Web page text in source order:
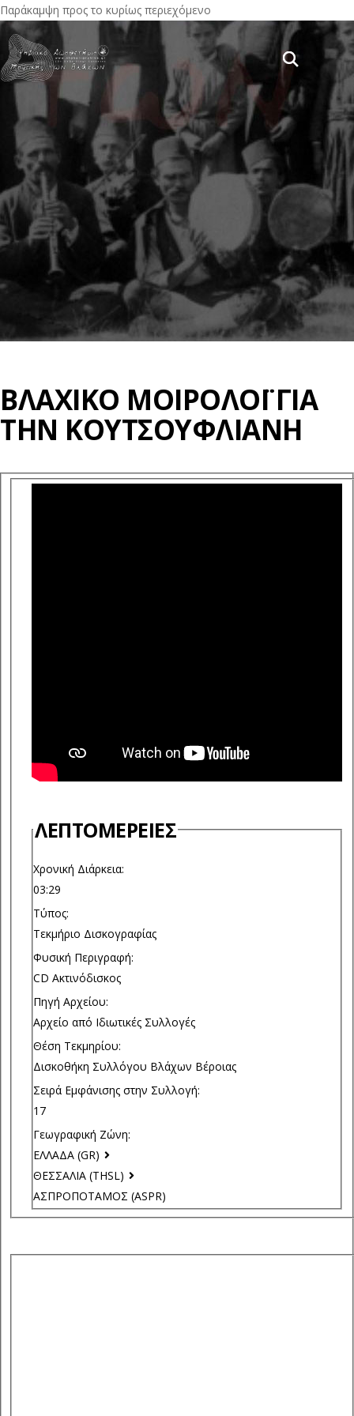
Παράκαμψη προς το κυρίως περιεχόμενο
ΒΛΆΧΙΚΟ ΜΟΙΡΟΛΌΙ ΓΙΑ
ΤΗΝ ΚΟΥΤΣΟΎΦΛΙΑΝΗ
ΛΕΠΤΟΜΈΡΕΙΕΣ
Χρονική Διάρκεια:
03:29
Τύπος:
Τεκμήριο Δισκογραφίας
Φυσική Περιγραφή:
CD Ακτινόδισκος
Πηγή Αρχείου:
Αρχείο από Ιδιωτικές Συλλογές
Θέση Τεκμηρίου:
Δισκοθήκη Συλλόγου Βλάχων Βέροιας
Σειρά Εμφάνισης στην Συλλογή:
17
Γεωγραφική Ζώνη:
ΕΛΛΑΔΑ (GR)
ΘΕΣΣΑΛΙΑ (THSL)
ΑΣΠΡΟΠΟΤΑΜΟΣ (ASPR)